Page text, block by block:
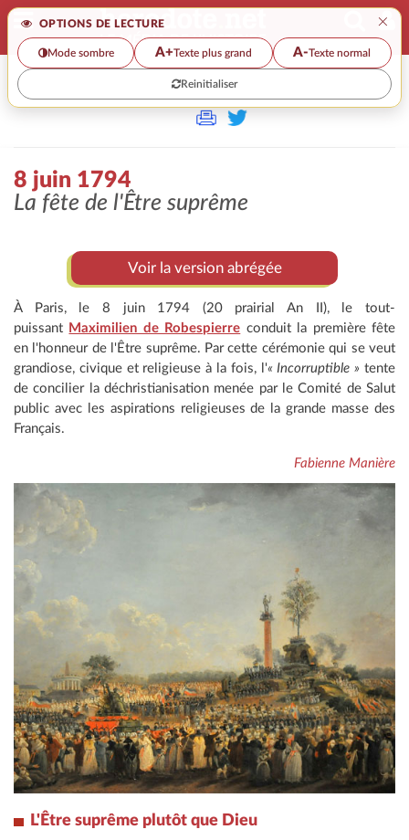
OPTIONS DE LECTURE ×
Mode sombre A+Texte plus grand A-Texte normal
Reinitialiser
>
8 juin 1794
La fête de l'Être suprême
Voir la version abrégée
À Paris, le 8 juin 1794 (20 prairial An II), le tout-
puissant Maximilien de Robespierre conduit la première fête
en l'honneur de l'Être suprême. Par cette cérémonie qui se veut
grandiose, civique et religieuse à la fois, l'« Incorruptible » tente
de concilier la déchristianisation menée par le Comité de Salut
public avec les aspirations religieuses de la grande masse des
Français.
Fabienne Manière
L'Être suprême plutôt que Dieu